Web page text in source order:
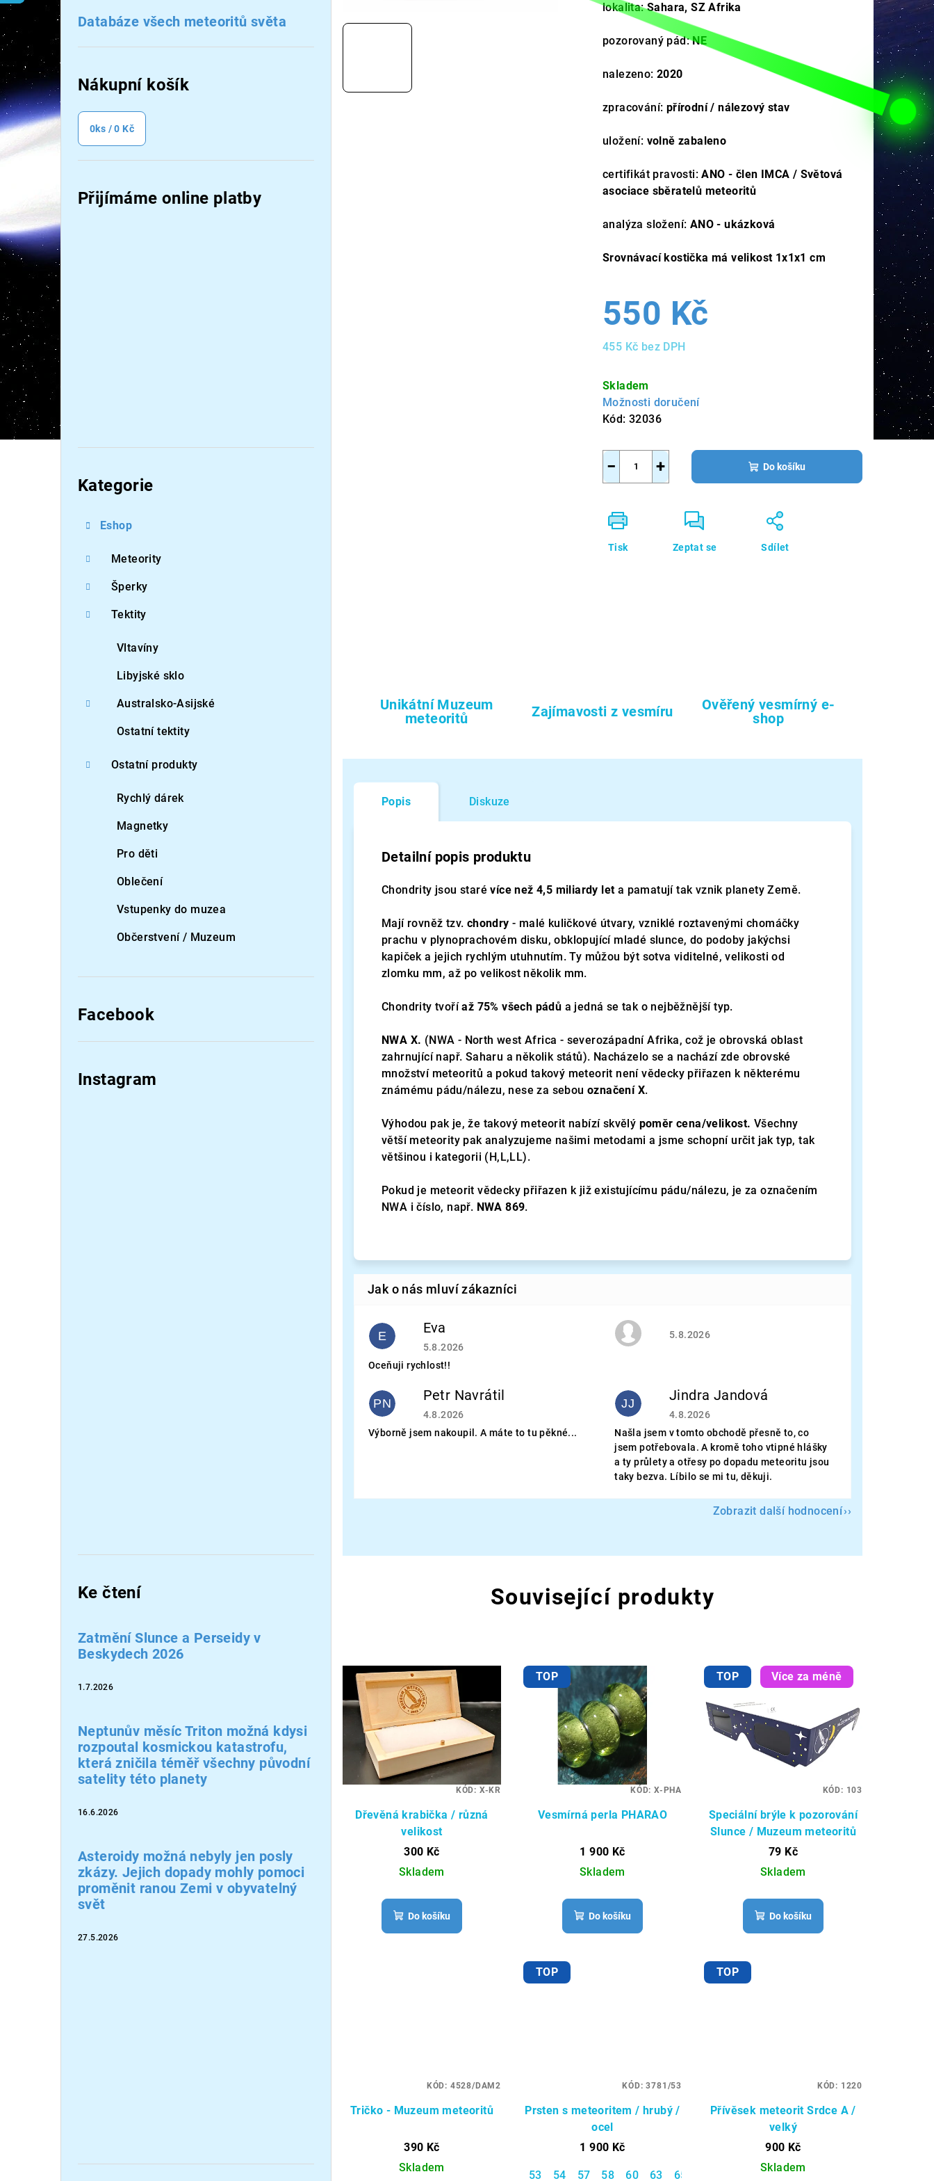
í
p
a
Databáze všech meteoritů světa
Nákupní košík
0ks /0 Kč
Přijímáme online platby
Kategorie
Eshop
Meteority
Šperky
Tektity
Vltavíny
Libyjské sklo
Australsko-Asijské
Ostatní tektity
Ostatní produkty
Rychlý dárek
Magnetky
Pro děti
Oblečení
Vstupenky do muzea
Občerstvení / Muzeum
Facebook
Instagram
Ke čtení
Zatmění Slunce a Perseidy v
Beskydech 2026
1.7.2026
Neptunův měsíc Triton možná kdysi
rozpoutal kosmickou katastrofu,
která zničila téměř všechny původní
satelity této planety
16.6.2026
Asteroidy možná nebyly jen posly
zkázy. Jejich dopady mohly pomoci
proměnit ranou Zemi v obyvatelný
svět
27.5.2026
lokalita: Sahara, SZ Afrika
pozorovaný pád: NE
nalezeno: 2020
zpracování: přírodní / nálezový stav
uložení: volně zabaleno
certifikát pravosti: ANO - člen IMCA / Světová
asociace sběratelů meteoritů
analýza složení: ANO - ukázková
Srovnávací kostička má velikost 1x1x1 cm
550 Kč
455 Kč bez DPH
cena:
Skladem
Možnosti doručení
Kód: 32036
+
− Do košíku
Tisk Zeptat se Sdílet
Unikátní Muzeum
meteoritů
Zajímavosti z vesmíru
Ověřený vesmírný e-
shop
Popis Diskuze
Detailní popis produktu
Chondrity jsou staré více než 4,5 miliardy let a pamatují tak vznik planety Země.
Mají rovněž tzv. chondry - malé kuličkové útvary, vzniklé roztavenými chomáčky
prachu v plynoprachovém disku, obklopující mladé slunce, do podoby jakýchsi
kapiček a jejich rychlým utuhnutím. Ty můžou být sotva viditelné, velikosti od
zlomku mm, až po velikost několik mm.
Chondrity tvoří až 75% všech pádů a jedná se tak o nejběžnější typ.
NWA X. (NWA - North west Africa - severozápadní Afrika, což je obrovská oblast
zahrnující např. Saharu a několik států). Nacházelo se a nachází zde obrovské
množství meteoritů a pokud takový meteorit není vědecky přiřazen k některému
známému pádu/nálezu, nese za sebou označení X.
Výhodou pak je, že takový meteorit nabízí skvělý poměr cena/velikost. Všechny
větší meteority pak analyzujeme našimi metodami a jsme schopní určit jak typ, tak
většinou i kategorii (H,L,LL).
Pokud je meteorit vědecky přiřazen k již existujícímu pádu/nálezu, je za označením
NWA i číslo, např. NWA 869.
E Eva
Hodnocení obchodu je 5 z 5 hvězdiček.
5.8.2026
Oceňuji rychlost!!
Hodnocení obchodu je 5 z 5 hvězdiček.
5.8.2026
PN Petr Navrátil
Hodnocení obchodu je 5 z 5 hvězdiček.
4.8.2026
Výborně jsem nakoupil. A máte to tu pěkné...
JJ Jindra Jandová
Hodnocení obchodu je 5 z 5 hvězdiček.
4.8.2026
Našla jsem v tomto obchodě přesně to, co
jsem potřebovala. A kromě toho vtipné hlášky
a ty průlety a otřesy po dopadu meteoritu jsou
taky bezva. Líbilo se mi tu, děkuji.
Zobrazit další hodnocení
Související produkty
Dřevěná krabička / různá
velikost
300 Kč
Skladem
Do košíku
KÓD: X-KR
TOP
Vesmírná perla PHARAO
1 900 Kč
Skladem
Do košíku
KÓD: X-PHA
TOP Více za méně
Speciální brýle k pozorování
Slunce / Muzeum meteoritů
79 Kč
Skladem
Do košíku
KÓD: 103
Tričko - Muzeum meteoritů
390 Kč
Skladem
KÓD: 4528/DAM2
TOP
Prsten s meteoritem / hrubý /
ocel
1 900 Kč
53 54 57 58 60 63 65
KÓD:3781/53
TOP
Přívěsek meteorit Srdce A /
velký
900 Kč
Skladem
KÓD: 1220